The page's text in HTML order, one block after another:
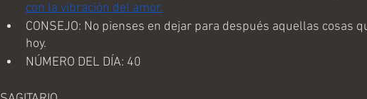
con la vibración del amor.
CONSEJO: No pienses en dejar para después aquellas cosas
hoy.
NÚMERO DEL DÍA: 40